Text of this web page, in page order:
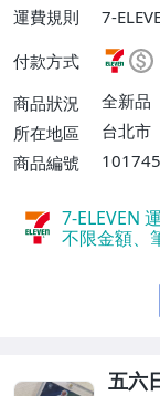
運費規則
7-
EVEN
號【單
付款方式
商品狀況
全新品
所在地區
台北市
商品編號
7-ELEVEN
不限金額、
五六